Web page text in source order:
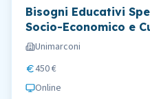
Bisogni Educativi
Socio-Economico e
Unimarconi
450 €
Online